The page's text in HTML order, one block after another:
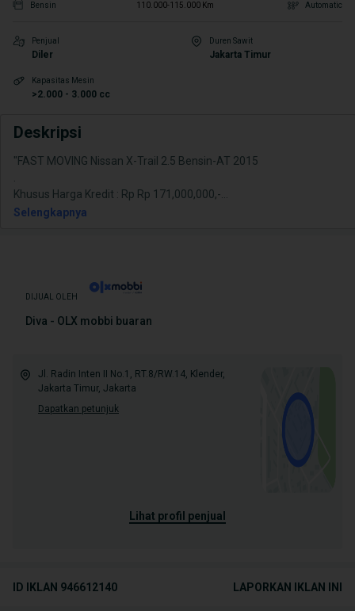
Bensin 110.000-115.000 Km Automatic
Penjual
Diler
Duren Sawit
Jakarta Timur
Kapasitas Mesin
>2.000 - 3.000 cc
Deskripsi
"FAST MOVING Nissan X-Trail 2.5 Bensin-AT 2015
Khusus Harga Kredit : Rp Rp 171,000,000,-
Selengkapnya
DIJUAL OLEH
Diva - OLX mobbi buaran
Jl. Radin Inten II No.1, RT.8/RW.14, Klender,
Jakarta Timur, Jakarta
Dapatkan petunjuk
lihat profil penjual
ID IKLAN 946612140 LAPORKAN IKLAN INI